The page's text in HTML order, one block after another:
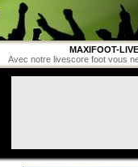
MAXIFOOT-
Avec notre livescore foot vous